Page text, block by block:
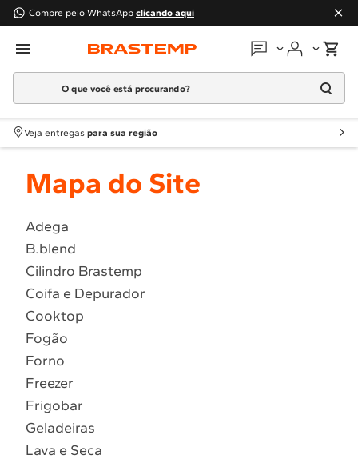
Compre pelo WhatsApp clicando aqui
Em que podemos
Atendimento Brastemp
O que você está procurando?
Termos mais buscados
1º Geladeira
2
Fogao
4 º Lava Louça
5 º Cooktop
6º Microondas Brastemp
7º Forno
8º Embutir
9º Lava Seca
Veja entregas para sua região
Mapa do Site
Adega
B.blend
Cilindro Brastemp
Coifa e Depurador
Cooktop
Fogão
Forno
Freezer
Frigobar
Geladeiras
Lava e Seca